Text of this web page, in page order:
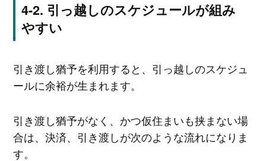
引っ越しのスケジュールが組み
やすい
引き渡し猶予を利用すると、引っ越しのスケジュ
ールに余裕が生まれます。
引き渡し猶予がなく、かつ仮住まいも挟まない場
合は、決済、引き渡しが次のような流れになりま
す。